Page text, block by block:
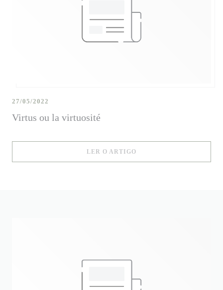
Virtus ou la virtuosité
27/05/2022
LER O ARTIGO((ABRE NUMA NOVA